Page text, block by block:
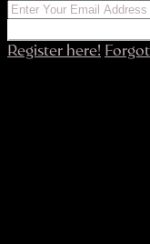
Register here!